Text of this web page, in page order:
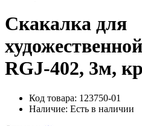
Скакалка для
RGJ-402, 3м,
Код товара: 123750-01
Наличие: Есть в наличии